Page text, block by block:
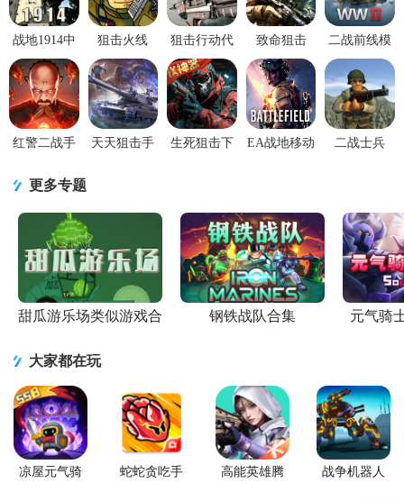
战地1914中
文版
V1.0.9.1安
卓最新版
狙击火线
1.0.1手机最
新版
狙击行动代
号猎鹰手游
v3.4.2 安卓
手机版
致命狙击
oppo版本
v1.4.4 安卓
版
二战前线模
拟器2026无
限金条1.6.5
无限金币安
卓版
红警二战手
方最新版
天天狙击手
生死狙击下
EA战地移动
官方正版
二战士兵
更多专题
甜瓜游乐场类似游戏合
钢铁战队合集 元气骑
大家都在玩
凉屋元气骑
蛇蛇贪吃手
高能英雄腾
战争机器人